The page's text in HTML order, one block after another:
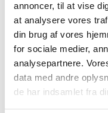
annoncer, til at vise
at analysere vores
din brug af vores
for sociale medier,
analysepartnere.
data med andre
de har indsamlet fra